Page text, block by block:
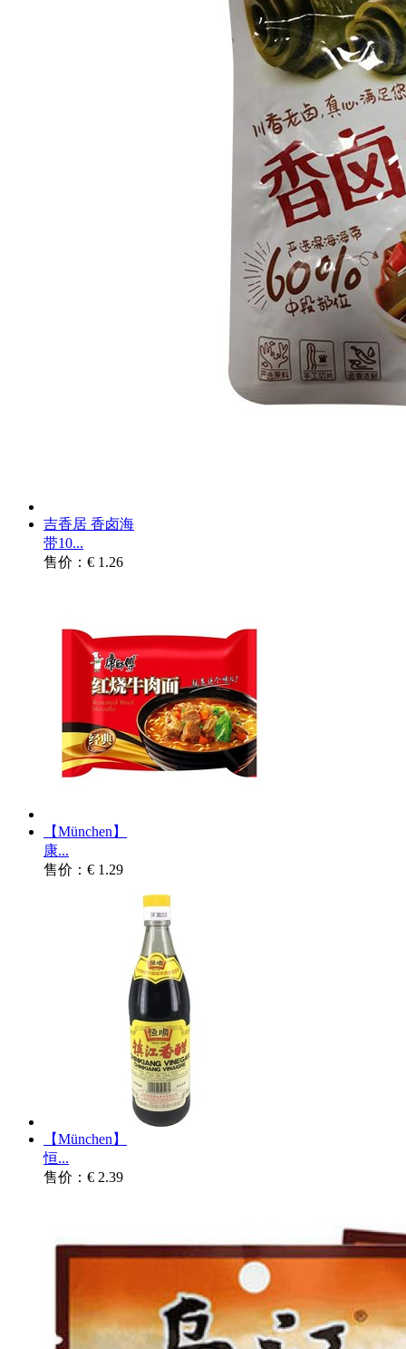
吉香居 香卤海
带10...
售价：€ 1.26
【München】
康...
售价：€ 1.29
【München】
恒...
售价：€ 2.39